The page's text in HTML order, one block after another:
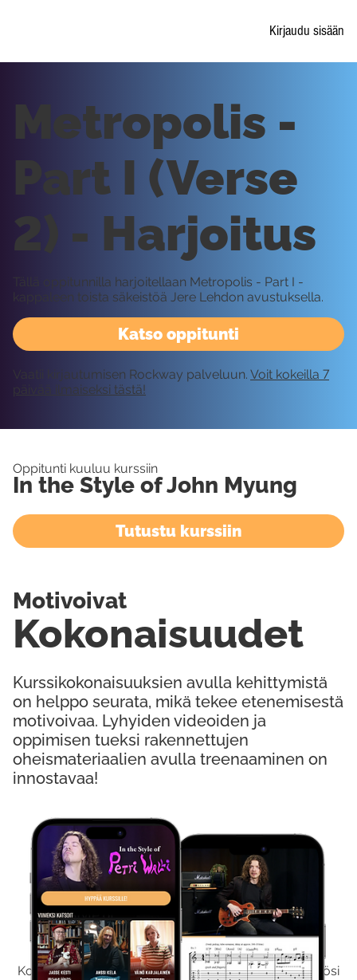
Kirjaudu sisään
Kokeile Ilmaiseksi
Kokeilemalla ilmaiseksi saat koko sisältömme käyttöösi
Katso oppitunti
Metropolis -
Part I (Verse
2) - Harjoitus
Tällä oppitunnilla harjoitellaan Metropolis - Part I -
kappaleen toista säkeistöä Jere Lehdon avustuksella.
Vaatii kirjautumisen Rockway palveluun. Voit kokeilla 7
päivää ilmaiseksi tästä!
Oppitunti kuuluu kurssiin
In the Style of John Myung
Tutustu kurssiin
Kurssikokonaisuuksien avulla kehittymistä
on helppo seurata, mikä tekee etenemisestä
motivoivaa. Lyhyiden videoiden ja
oppimisen tueksi rakennettujen
oheismateriaalien avulla treenaaminen on
innostavaa!
Kokonaisuudet
Motivoivat